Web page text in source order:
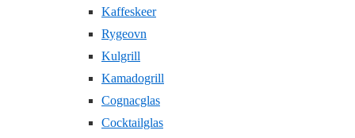
Kaffeskeer
Rygeovn
Kulgrill
Kamadogrill
Cognacglas
Cocktailglas